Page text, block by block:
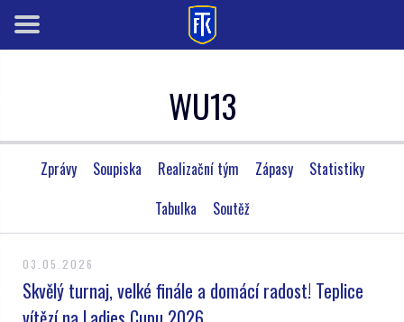
WU13
Zprávy Soupiska Realizační tým Zápasy
Statistiky
Tabulka
Soutěž
03.05.2026
Skvělý turnaj, velké finále a domácí radost! Teplice